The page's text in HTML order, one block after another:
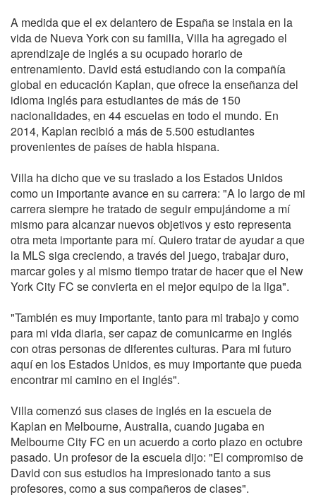
A medida que el ex delantero de España se instala en la
vida de Nueva York con su familia, Villa ha agregado el
aprendizaje de inglés a su ocupado horario de
entrenamiento. David está estudiando con la compañía
global en educación Kaplan, que ofrece la enseñanza del
idioma inglés para estudiantes de más de 150
nacionalidades, en 44 escuelas en todo el mundo. En
2014, Kaplan recibió a más de 5.500 estudiantes
provenientes de países de habla hispana.
Villa ha dicho que ve su traslado a los Estados Unidos
como un importante avance en su carrera: "A lo largo de mi
carrera siempre he tratado de seguir empujándome a mí
mismo para alcanzar nuevos objetivos y esto representa
otra meta importante para mí. Quiero tratar de ayudar a que
la MLS siga creciendo, a través del juego, trabajar duro,
marcar goles y al mismo tiempo tratar de hacer que el New
York City FC se convierta en el mejor equipo de la liga".
"También es muy importante, tanto para mi trabajo y como
para mi vida diaria, ser capaz de comunicarme en inglés
con otras personas de diferentes culturas. Para mi futuro
aquí en los Estados Unidos, es muy importante que pueda
encontrar mi camino en el inglés".
Villa comenzó sus clases de inglés en la escuela de
Kaplan en Melbourne, Australia, cuando jugaba en
Melbourne City FC en un acuerdo a corto plazo en octubre
pasado. Un profesor de la escuela dijo: "El compromiso de
David con sus estudios ha impresionado tanto a sus
profesores, como a sus compañeros de clases".